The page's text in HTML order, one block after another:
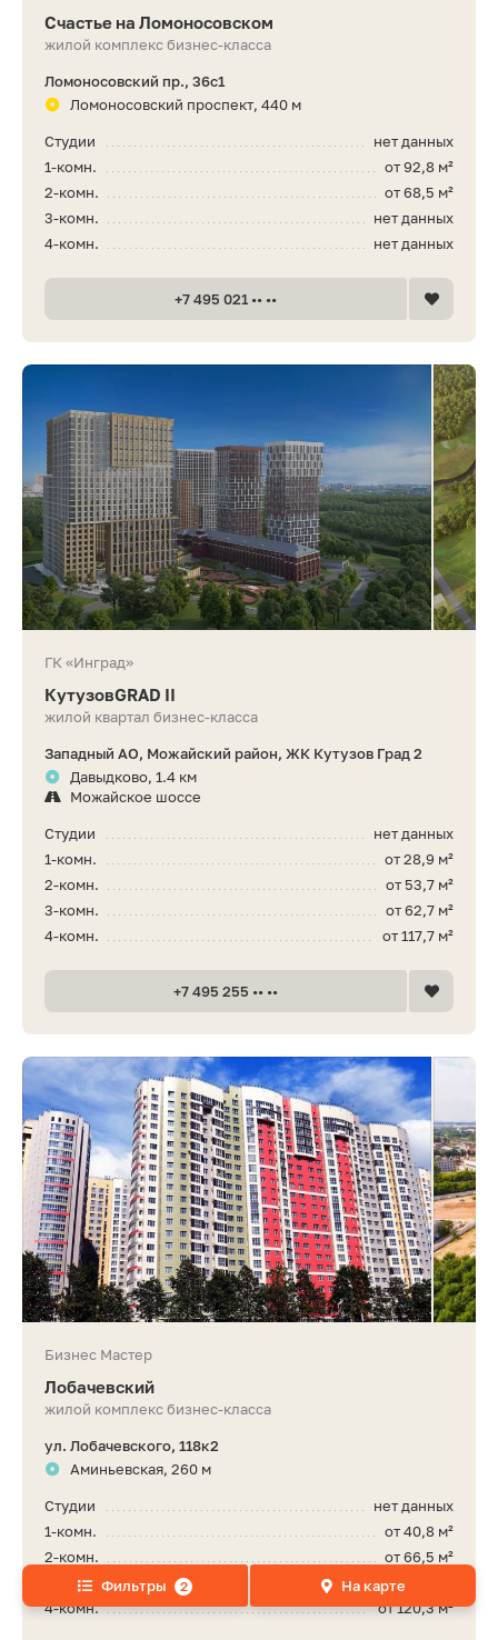
Счастье на Ломоносовском
жилой комплекс бизнес-класса
Ломоносовский пр., 36с1
Ломоносовский проспект, 440 м
нет данных
Студии
от 92,8 м²
1-комн.
от 68,5 м²
2-комн.
нет данных
3-комн.
нет данных
4-комн.
+7 495 021 •• ••
ГК «Инград»
КутузовGRAD II
жилой квартал бизнес-класса
Западный АО, Можайский район, ЖК Кутузов Град 2
Давыдково, 1.4 км
Можайское шоссе
нет данных
Студии
от 28,9 м²
1-комн.
от 53,7 м²
2-комн.
от 62,7 м²
3-комн.
от 117,7 м²
4-комн.
+7 495 255 •• ••
Бизнес Мастер
Лобачевский
жилой комплекс бизнес-класса
ул. Лобачевского, 118к2
Аминьевская, 260 м
нет данных
Студии
от 40,8 м²
1-комн.
от 66,5 м²
2-комн.
от 93,5 м²
3-комн.
от 120,3 м²
4-комн.
Фильтры 2 На карте